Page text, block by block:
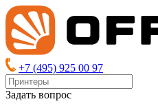
+7 (495) 925 00 97
Задать вопрос